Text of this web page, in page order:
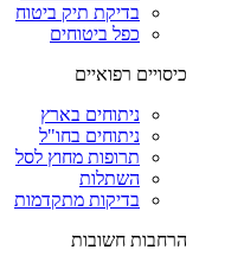
בדיקת תיק ביטוח
כפל ביטוחים
כיסויים רפואיים
ניתוחים בארץ
ניתוחים בחו"ל
תרופות מחוץ לסל
השתלות
בדיקות מתקדמות
הרחבות חשובות